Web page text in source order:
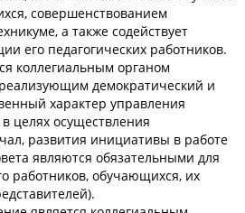
совершенствованием
а также содействует
его педагогических работников.
коллегиальным органом
демократический и
характер управления
целях осуществления
развития инициативы в работе
являются обязательными для
работников, обучающихся, их